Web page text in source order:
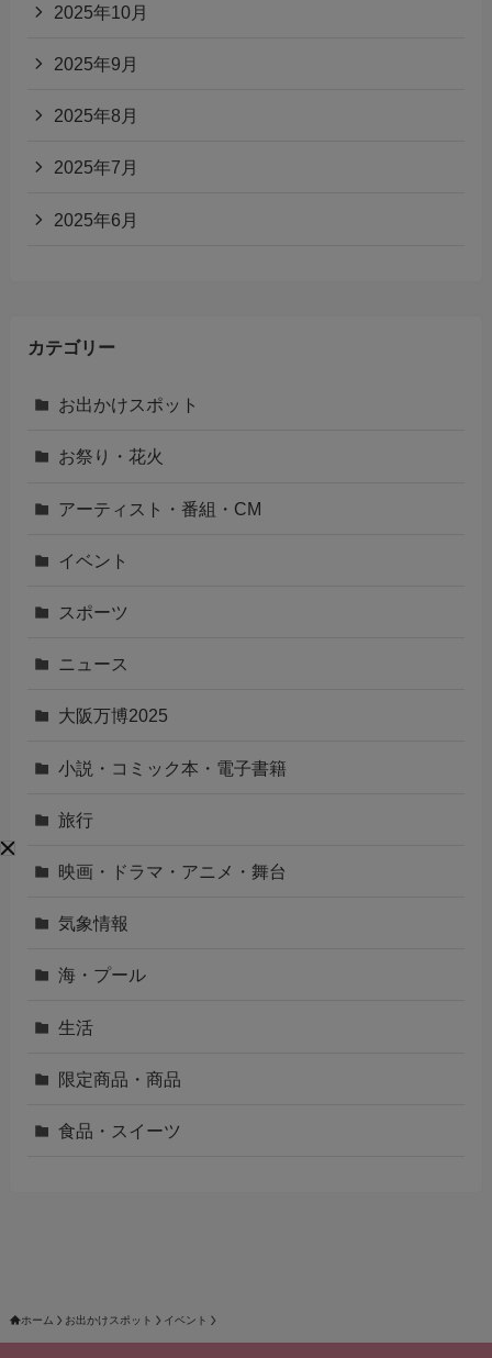
2025年10月
2025年9月
2025年8月
2025年7月
2025年6月
カテゴリー
お出かけスポット
お祭り・花火
アーティスト・番組・CM
イベント
スポーツ
ニュース
大阪万博2025
小説・コミック本・電子書籍
旅行
映画・ドラマ・アニメ・舞台
気象情報
海・プール
生活
限定商品・商品
食品・スイーツ
ホーム お出かけスポット イベント